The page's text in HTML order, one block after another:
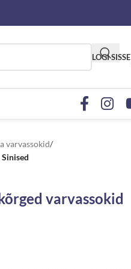
LOGI SISSE
varvassokid/
varvassokid